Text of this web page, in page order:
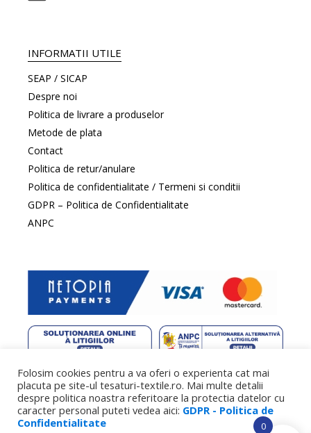
INFORMATII UTILE
SEAP / SICAP
Despre noi
Politica de livrare a produselor
Metode de plata
Contact
Politica de retur/anulare
Politica de confidentialitate / Termeni si conditii
GDPR – Politica de Confidentialitate
ANPC
web design by DowMedia |gazduire webby SpeedHost
Folosim cookies pentru a va oferi o experienta cat mai
placuta pe site-ul tesaturi-textile.ro. Mai multe detalii
despre politica noastra referitoare la protectia datelor cu
caracter personal puteti vedea aici: GDPR - Politica de
Confidentialitate
0